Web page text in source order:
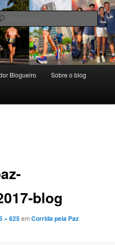
Blogueiro Sobre o blog
blog
× 625emCorrida pela Paz